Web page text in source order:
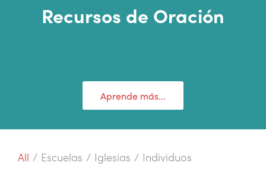
Recursos de Oración
Aprende más...
All / Escuelas / Iglesias / Individuos